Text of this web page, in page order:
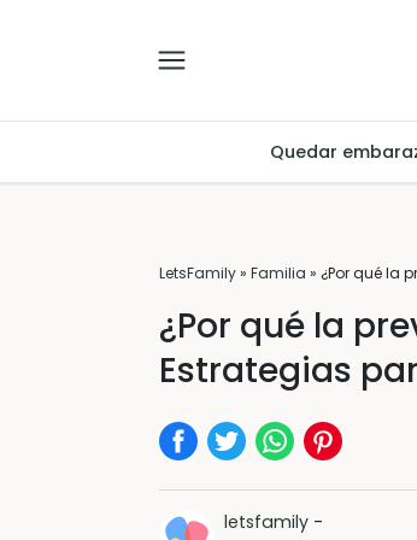
Quedar
LetsFamily» Familia » ¿Por qué la
¿Por qué la
Estrategias
letsfamily -